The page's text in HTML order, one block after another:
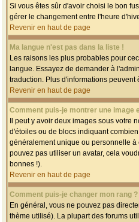
Si vous êtes sûr d'avoir choisi le bon
gérer le changement entre l'heure
Revenir en haut de page
Ma langue n'est pas dans la liste !
Les raisons les plus probables pour
langue. Essayez de demander à
traduction. Plus d'informations
Revenir en haut de page
Comment puis-je montrer une image
Il peut y avoir deux images sous
d'étoiles ou de blocs indiquant
généralement unique ou personnelle à
pouvez pas utiliser un avatar, cela
bonnes !).
Revenir en haut de page
Comment puis-je changer mon rang ?
En général, vous ne pouvez pas
thème utilisé). La plupart des forums